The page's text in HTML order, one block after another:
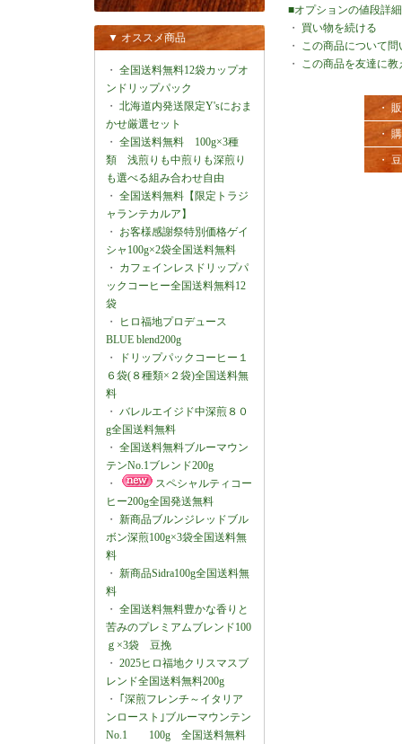
▼ オススメ商品
・ 全国送料無料12袋カップオ
ンドリップパック
・ 北海道内発送限定Y'sにおま
かせ厳選セット
・ 全国送料無料 100g×3種
類 浅煎りも中煎りも深煎り
も選べる組み合わせ自由
・ 全国送料無料【限定トラジ
ャランテカルア】
・ お客様感謝祭特別価格ゲイ
シャ100g×2袋全国送料無料
・ カフェインレスドリップパ
ックコーヒー全国送料無料12
袋
・
ヒロ福地プロデュース
BLUE blend200g
・
ドリップパックコーヒー１
６袋(８種類×２袋)全国送料無
料
・ バレルエイジド中深煎８０
g全国送料無料
・ 全国送料無料ブルーマウン
テンNo.1ブレンド200g
・
スペシャルティコー
ヒー200g全国発送無料
・ 新商品ブルンジレッドブル
ボン深煎100g×3袋全国送料無
料
・ 新商品Sidra100g全国送料無
料
・ 全国送料無料豊かな香りと
苦みのプレミアムブレンド100
ｇ×3袋 豆挽
・ 2025ヒロ福地クリスマスブ
レンド全国送料無料200g
・ ｢深煎フレンチ～イタリア
ンロースト｣ブルーマウンテン
No.1 100g 全国送料無料
■オプションの値段詳
・ 買い物を続ける
・
この商品について
・
この商品を友達に教
・
・
・